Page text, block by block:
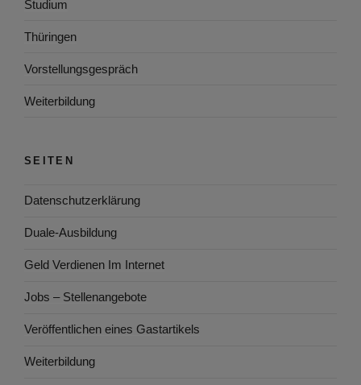
Studium
Thüringen
Vorstellungsgespräch
Weiterbildung
SEITEN
Datenschutzerklärung
Duale-Ausbildung
Geld Verdienen Im Internet
Jobs – Stellenangebote
Veröffentlichen eines Gastartikels
Weiterbildung